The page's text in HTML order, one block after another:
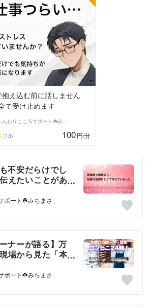
抱え込む前に話しません
て受け止めます
ふんわりこころサポート☘️みちまさ
(13) 100円/分
不安だらけでし
えたいことがあ
ポート☘️みちまさ
ナーが語る】万
場から見た「本
ポート☘️みちまさ